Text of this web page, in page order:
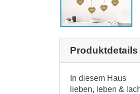
Produktdetails
In diesem Haus
lieben, leben &